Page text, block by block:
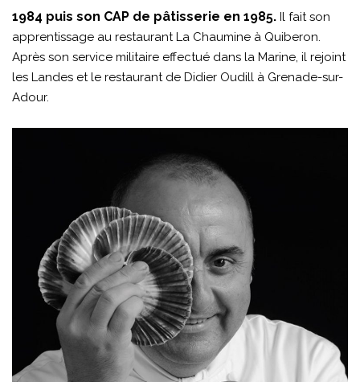
1984 puis son CAP de pâtisserie en 1985. Il fait son
apprentissage au restaurant La Chaumine à Quiberon.
Après son service militaire effectué dans la Marine, il rejoint
les Landes et le restaurant de Didier Oudill à Grenade-sur-
Adour.